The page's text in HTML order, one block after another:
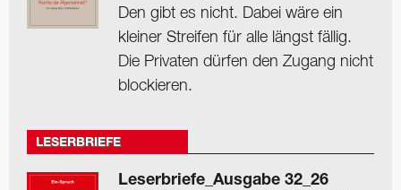
Den gibt es nicht. Dabei wäre ein
kleiner Streifen für alle längst fällig.
Die Privaten dürfen den Zugang nicht
blockieren.
LESERBRIEFE
Leserbriefe_Ausgabe 32_26